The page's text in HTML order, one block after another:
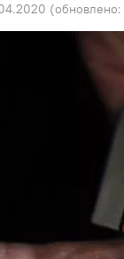
(обновлено: